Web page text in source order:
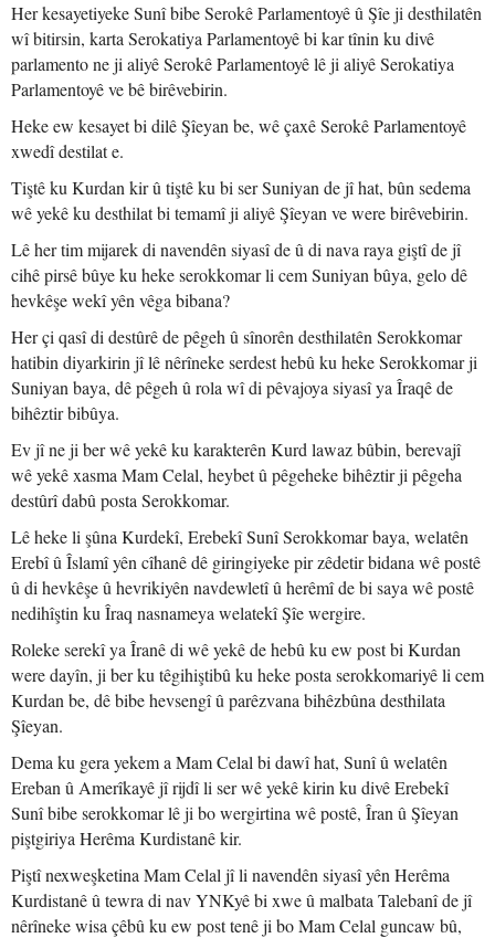
Her kesayetiyeke Sunî bibe Serokê Parlamentoyê û Şîe ji desthilatên
wî bitirsin, karta Serokatiya Parlamentoyê bi kar tînin ku divê
parlamento ne ji aliyê Serokê Parlamentoyê lê ji aliyê Serokatiya
Parlamentoyê ve bê birêvebirin.
Heke ew kesayet bi dilê Şîeyan be, wê çaxê Serokê Parlamentoyê
xwedî destilat e.
Tiştê ku Kurdan kir û tiştê ku bi ser Suniyan de jî hat, bûn sedema
wê yekê ku desthilat bi temamî ji aliyê Şîeyan ve were birêvebirin.
Lê her tim mijarek di navendên siyasî de û di nava raya giştî de jî
cihê pirsê bûye ku heke serokkomar li cem Suniyan bûya, gelo dê
hevkêşe wekî yên vêga bibana?
Her çi qasî di destûrê de pêgeh û sînorên desthilatên Serokkomar
hatibin diyarkirin jî lê nêrîneke serdest hebû ku heke Serokkomar ji
Suniyan baya, dê pêgeh û rola wî di pêvajoya siyasî ya Îraqê de
bihêztir bibûya.
Ev jî ne ji ber wê yekê ku karakterên Kurd lawaz bûbin, berevajî
wê yekê xasma Mam Celal, heybet û pêgeheke bihêztir ji pêgeha
destûrî dabû posta Serokkomar.
Lê heke li şûna Kurdekî, Erebekî Sunî Serokkomar baya, welatên
Erebî û Îslamî yên cîhanê dê giringiyeke pir zêdetir bidana wê postê
û di hevkêşe û hevrikiyên navdewletî û herêmî de bi saya wê postê
nedihîştin ku Îraq nasnameya welatekî Şîe wergire.
Roleke serekî ya Îranê di wê yekê de hebû ku ew post bi Kurdan
were dayîn, ji ber ku têgihiştibû ku heke posta serokkomariyê li cem
Kurdan be, dê bibe hevsengî û parêzvana bihêzbûna desthilata
Şîeyan.
Dema ku gera yekem a Mam Celal bi dawî hat, Sunî û welatên
Ereban û Amerîkayê jî rijdî li ser wê yekê kirin ku divê Erebekî
Sunî bibe serokkomar lê ji bo wergirtina wê postê, Îran û Şîeyan
piştgiriya Herêma Kurdistanê kir.
Piştî nexweşketina Mam Celal jî li navendên siyasî yên Herêma
Kurdistanê û tewra di nav YNKyê bi xwe û malbata Talebanî de jî
nêrîneke wisa çêbû ku ew post tenê ji bo Mam Celal guncaw bû,